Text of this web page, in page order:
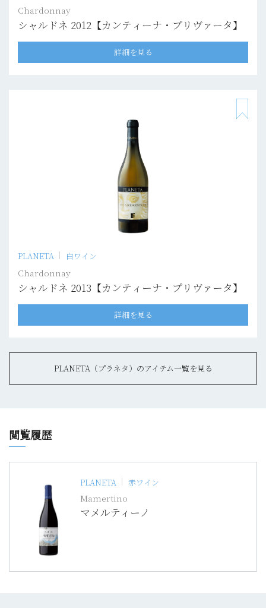
Chardonnay
シャルドネ 2012【カンティーナ・プリヴァータ】
詳細を見る
PLANETA 白ワイン
Chardonnay
シャルドネ 2013【カンティーナ・プリヴァータ】
詳細を見る
PLANETA（プラネタ）のアイテム一覧を見る
閲覧履歴
PLANETA 赤ワイン
Mamertino
マメルティーノ